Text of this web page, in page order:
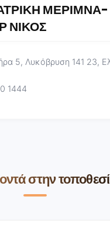
ΜΕΡΙΜΝΑ-
ΝΙΚΟΣ
5, Λυκόβρυση 141 23,
1444
στην